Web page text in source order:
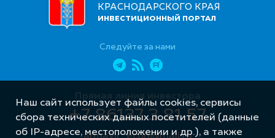
КРАСНОДАРСКОГО КРАЯ
ИНВЕСТИЦИОННЫЙ ПОРТАЛ
Следуйте за нами
Прямая линия инвестора
+7 86137 3 81 57
Наш сайт использует файлы cookies, сервисы
сбора технических данных посетителей (данные
об IP-адресе, местоположении и др.), а также